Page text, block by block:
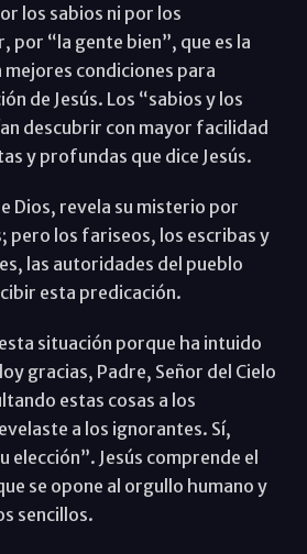
los sabios ni por los
por “la gente bien”, que es la
mejores condiciones para
de Jesús. Los “sabios y los
descubrir con mayor facilidad
y profundas que dice Jesús.
Dios, revela su misterio por
pero los fariseos, los escribas y
las autoridades del pueblo
esta predicación.
situación porque ha intuido
gracias, Padre, Señor del Cielo
estas cosas a los
a los ignorantes. Sí,
elección”. Jesús comprende el
se opone al orgullo humano y
sencillos.